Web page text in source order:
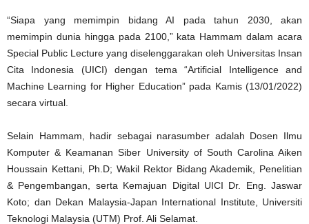
“Siapa yang memimpin bidang AI pada tahun 2030, akan
memimpin dunia hingga pada 2100,” kata Hammam dalam acara
Special Public Lecture yang diselenggarakan oleh Universitas Insan
Cita Indonesia (UICI) dengan tema “Artificial Intelligence and
Machine Learning for Higher Education” pada Kamis (13/01/2022)
secara virtual.
Selain Hammam, hadir sebagai narasumber adalah Dosen Ilmu
Komputer & Keamanan Siber University of South Carolina Aiken
Houssain Kettani, Ph.D; Wakil Rektor Bidang Akademik, Penelitian
& Pengembangan, serta Kemajuan Digital UICI Dr. Eng. Jaswar
Koto; dan Dekan Malaysia-Japan International Institute, Universiti
Teknologi Malaysia (UTM) Prof. Ali Selamat.